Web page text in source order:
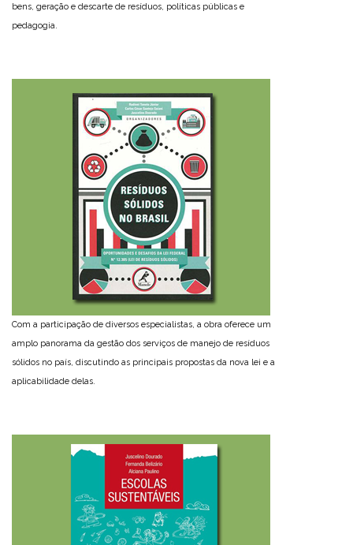
bens, geração e descarte de resíduos, políticas públicas e
pedagogia.
Com a participação de diversos especialistas, a obra oferece um
amplo panorama da gestão dos serviços de manejo de resíduos
sólidos no país, discutindo as principais propostas da nova lei e a
aplicabilidade delas.